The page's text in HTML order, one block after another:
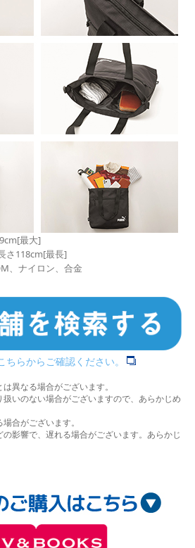
最大]
さ118cm[最長]
、ナイロン、合金
らからご確認ください。
異なる場合がございます。
いのない場合がございますので、あらかじめ
合がございます。
影響で、遅れる場合がございます。あらかじ